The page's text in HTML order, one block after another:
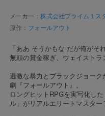
メーカー： 株式会社プライム１ス
原作： フォールアウト
「ああ そうかもな だが俺がそ
無頼の賞金稼ぎ、ウェイスト
過激な暴力とブラックジョー
劇『フォールアウト』。
ロングヒットRPGを実写化し
ル」がリアルエリートマスター